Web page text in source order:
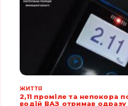
ЖИТТЯ
2,11 проміле та непокора
водій ВАЗ отримав одразу